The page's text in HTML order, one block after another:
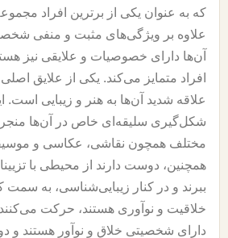
که به عنوان یکی از برترین افراد
علاوه بر ویژگی‌های مثبت و منفی
آن‌ها دارای خصوصیات و علایقی نیز
افراد متمایز می‌کند. یکی از علایق
علاقه شدید آن‌ها به هنر و زیبایی است.
شکل‌گیری سلیقه‌ای خاص در آن‌ها منجر
مختلف همچون نقاشی، عکاسی و
همچنین، دوست دارند از محیطی با
ببرند و در کنار زیبایی‌شناسی، به سمت
خلاقیت و نوآوری هستند، حرکت
دارای شخصیتی خلاق و نوآور هستند و